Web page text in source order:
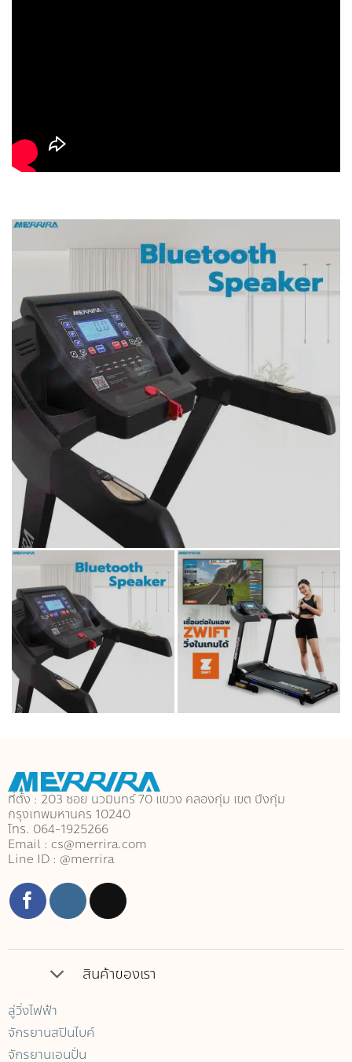
ที่ตั้ง : 203 ซอย นวมินทร์ 70 แขวง คลองกุ่ม เขต บึงกุ่ม
กรุงเทพมหานคร 10240
โทร. 064-1925266
Email : cs@merrira.com
Line ID : @merrira
สินค้าของเรา
ลู่วิ่งไฟฟ้า
จักรยานสปินไบค์
จักรยานเอนปั่น